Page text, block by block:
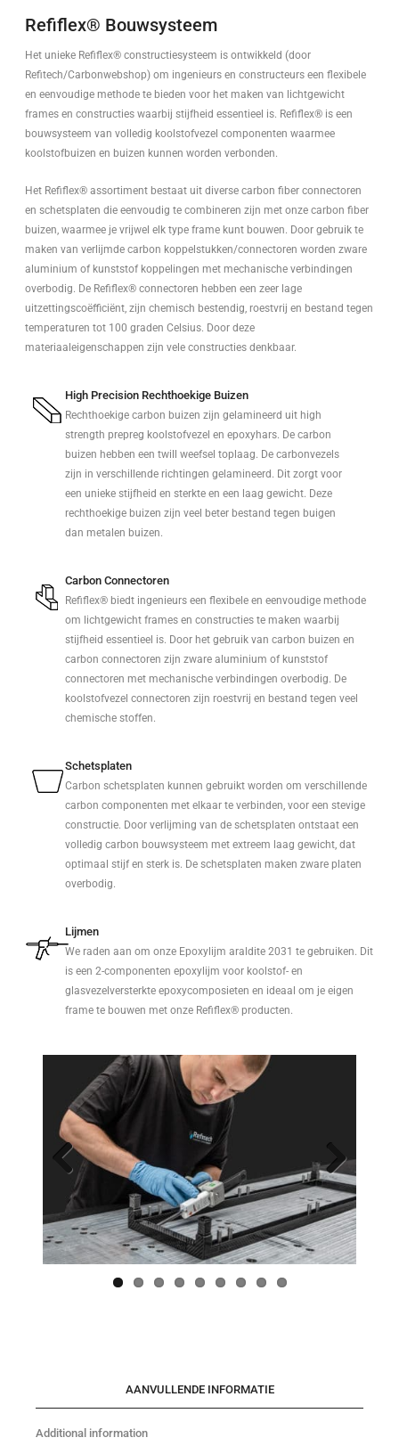
Refiflex® Bouwsysteem
Het unieke Refiflex® constructiesysteem is ontwikkeld (door
Refitech/Carbonwebshop) om ingenieurs en constructeurs een flexibele
en eenvoudige methode te bieden voor het maken van lichtgewicht
frames en constructies waarbij stijfheid essentieel is. Refiflex® is een
bouwsysteem van volledig koolstofvezel componenten waarmee
koolstofbuizen en buizen kunnen worden verbonden.
Het Refiflex® assortiment bestaat uit diverse carbon fiber connectoren
en schetsplaten die eenvoudig te combineren zijn met onze carbon fiber
buizen, waarmee je vrijwel elk type frame kunt bouwen. Door gebruik te
maken van verlijmde carbon koppelstukken/connectoren worden zware
aluminium of kunststof koppelingen met mechanische verbindingen
overbodig. De Refiflex® connectoren hebben een zeer lage
uitzettingscoëfficiënt, zijn chemisch bestendig, roestvrij en bestand tegen
temperaturen tot 100 graden Celsius. Door deze
materiaaleigenschappen zijn vele constructies denkbaar.
High Precision Rechthoekige Buizen
Rechthoekige carbon buizen zijn gelamineerd uit high
strength prepreg koolstofvezel en epoxyhars. De carbon
buizen hebben een twill weefsel toplaag. De carbonvezels
zijn in verschillende richtingen gelamineerd. Dit zorgt voor
een unieke stijfheid en sterkte en een laag gewicht. Deze
rechthoekige buizen zijn veel beter bestand tegen buigen
dan metalen buizen.
Carbon Connectoren
Refiflex® biedt ingenieurs een flexibele en eenvoudige methode
om lichtgewicht frames en constructies te maken waarbij
stijfheid essentieel is. Door het gebruik van carbon buizen en
carbon connectoren zijn zware aluminium of kunststof
connectoren met mechanische verbindingen overbodig. De
koolstofvezel connectoren zijn roestvrij en bestand tegen veel
chemische stoffen.
Schetsplaten
Carbon schetsplaten kunnen gebruikt worden om verschillende
carbon componenten met elkaar te verbinden, voor een stevige
constructie. Door verlijming van de schetsplaten ontstaat een
volledig carbon bouwsysteem met extreem laag gewicht, dat
optimaal stijf en sterk is. De schetsplaten maken zware platen
overbodig.
Lijmen
We raden aan om onze Epoxylijm araldite 2031 te gebruiken. Dit
is een 2-componenten epoxylijm voor koolstof- en
glasvezelversterkte epoxycomposieten en ideaal om je eigen
frame te bouwen met onze Refiflex® producten.
Previo
Next
AANVULLENDE INFORMATIE
Additional information